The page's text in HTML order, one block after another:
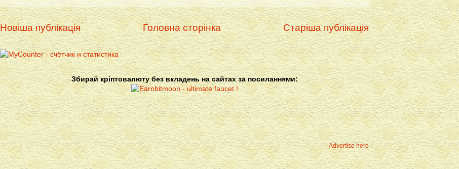
Новіша публікація Старіша публікація
Головна сторінка
Збирай кріптовалюту без вкладень на сайтах за посиланнями:
Advertise here